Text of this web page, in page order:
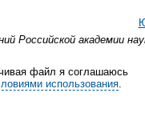
Российской академии
файл я соглашаюсь
использования.